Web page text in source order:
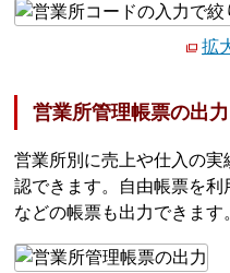
拡
営業所管理帳票の出力
営業所別に売上や仕入の
認できます。自由帳票を利
などの帳票も出力できます